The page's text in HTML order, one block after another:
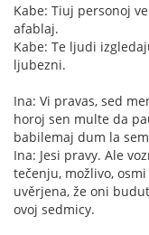
Kabe: Tiuj personoj
afablaj.
Kabe: Te ljudi
ljubezni.
Ina: Vi pravas, sed
horoj sen multe da
babilemaj dum la
Ina: Jesi pravy. Ale
tečenju, možlivo,
uvěrjena, že oni
ovoj sedmicy.